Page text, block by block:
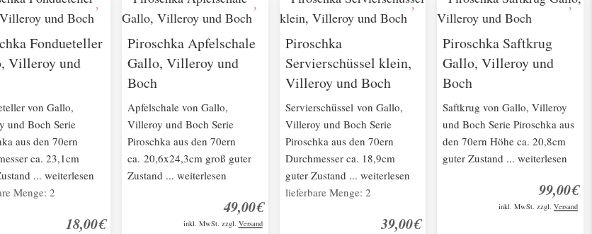
Fondueteller
Villeroy und
von Gallo,
und Boch Serie
aus den 70ern
ca. 23,1cm
... weiterlesen
Menge: 2
18,00€
Piroschka Apfelschale
Gallo, Villeroy und
Boch
Apfelschale von Gallo,
Villeroy und Boch Serie
Piroschka aus den 70ern
ca. 20,6x24,3cm groß guter
Zustand ... weiterlesen
49,00€
inkl. MwSt. zzgl. Versand
Piroschka
Servierschüssel klein,
Villeroy und Boch
Servierschüssel von Gallo,
Villeroy und Boch Serie
Piroschka aus den 70ern
Durchmesser ca. 18,9cm
guter Zustand ... weiterlesen
lieferbare Menge: 2
39,00€
Piroschka Saftkrug
Gallo, Villeroy und
Boch
Saftkrug von Gallo, Villeroy
und Boch Serie Piroschka aus
den 70ern Höhe ca. 20,8cm
guter Zustand ... weiterlesen
99,00€
inkl. MwSt. zzgl. Versand